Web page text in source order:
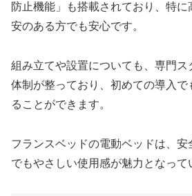
防止機能」も搭載されており、特
安のある方でも安心です。
組み立てや設置についても、専門ス
体制が整っており、初めての導入で
ることができます。
フランスベッドの電動ベッドは、安
でもやさしい使用感が魅力となって